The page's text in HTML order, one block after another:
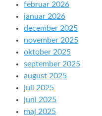
februar 2026
januar 2026
december 2025
november 2025
oktober 2025
september 2025
august 2025
juli 2025
juni 2025
maj 2025